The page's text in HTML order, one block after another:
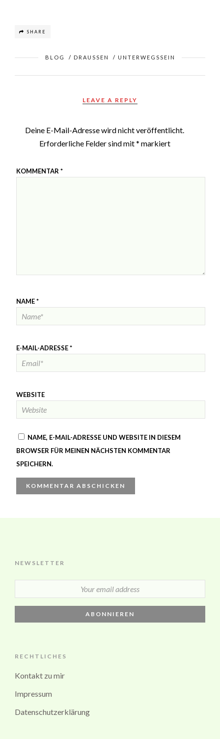
SHARE
BLOG / DRAUSSEN / UNTERWEGSSEIN
LEAVE A REPLY
Deine E-Mail-Adresse wird nicht veröffentlicht.
Erforderliche Felder sind mit* markiert
KOMMENTAR *
NAME*
E-MAIL-ADRESSE*
WEBSITE
NAME, E-MAIL-ADRESSE UND WEBSITE IN DIESEM
BROWSER FÜR MEINEN NÄCHSTEN KOMMENTAR
SPEICHERN.
NEWSLETTER
RECHTLICHES
Kontakt zu mir
Impressum
Datenschutzerklärung